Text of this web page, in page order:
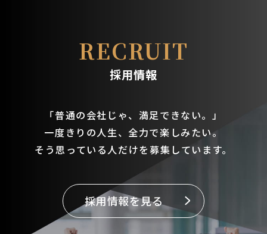
RECRUIT
採用情報
「普通の会社じゃ、満足できない。」
一度きりの人生、全力で楽しみたい。
そう思っている人だけを募集しています。
採用情報を見る